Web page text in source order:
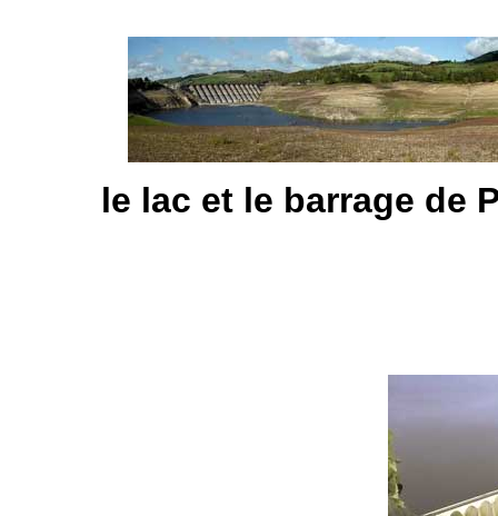
le lac et le barrage de